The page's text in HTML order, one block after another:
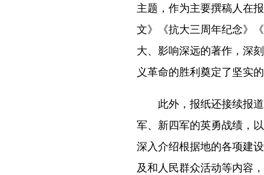
主题，作为主要撰稿人在
文》《抗大三周年纪念》
大、影响深远的著作，深
义革命的胜利奠定了坚实
此外，报纸还接续报
军、新四军的英勇战绩，
深入介绍根据地的各项建
及和人民群众活动等内容